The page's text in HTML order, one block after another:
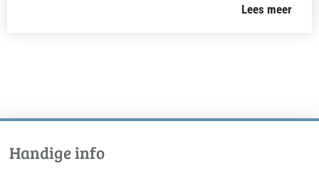
Lees meer
Handige info